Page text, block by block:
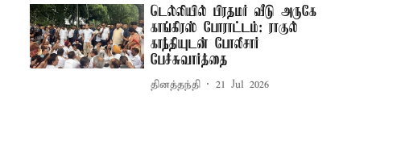
டெல்லியில் பிரதமர் வீடு அருகே
காங்கிரஸ் போராட்டம்: ராகுல்
காந்தியுடன் போலீசார்
பேச்சுவார்த்தை
தினத்தந்தி 21 Jul 2026